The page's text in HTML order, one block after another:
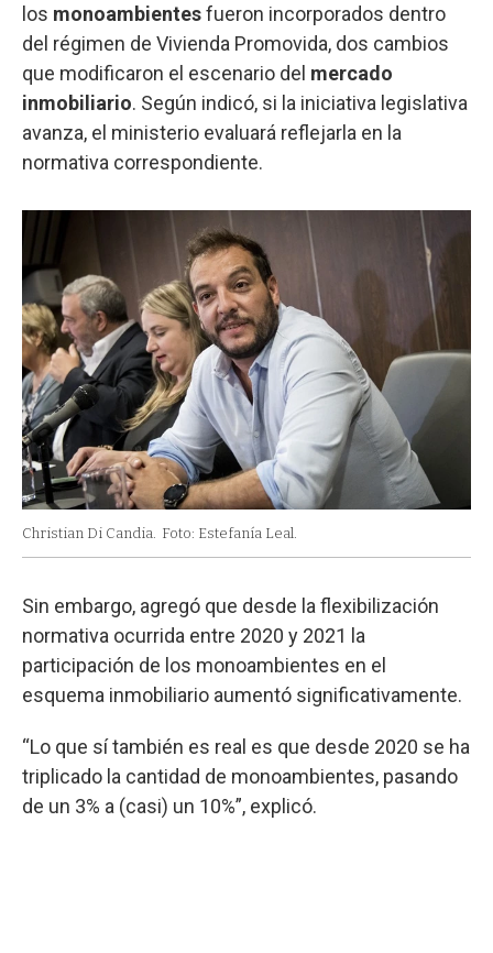
los monoambientesfueron incorporados dentro
del régimen de Vivienda Promovida, dos cambios
que modificaron el escenario del mercado
inmobiliario. Según indicó, si la iniciativa legislativa
avanza, el ministerio evaluará reflejarla en la
normativa correspondiente.
Christian Di Candia. Foto: Estefanía Leal.
Sin embargo, agregó que desde la flexibilización
normativa ocurrida entre 2020 y 2021 la
participación de los monoambientes en el
esquema inmobiliario aumentó significativamente.
“Lo que sí también es real es que desde 2020 se ha
triplicado la cantidad de monoambientes, pasando
de un 3% a (casi) un 10%”, explicó.